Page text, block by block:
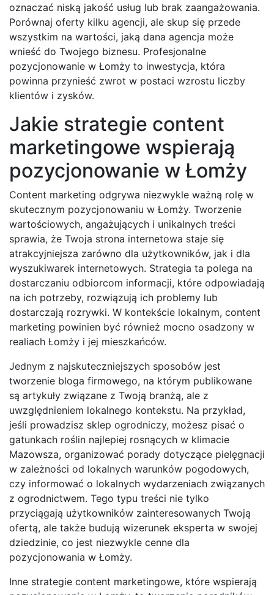
oznaczać niską jakość usług lub brak zaangażowania.
Porównaj oferty kilku agencji, ale skup się przede
wszystkim na wartości, jaką dana agencja może
wnieść do Twojego biznesu. Profesjonalne
pozycjonowanie w Łomży to inwestycja, która
powinna przynieść zwrot w postaci wzrostu liczby
klientów i zysków.
Jakie strategie content
marketingowe wspierają
pozycjonowanie w Łomży
Content marketing odgrywa niezwykle ważną rolę w
skutecznym pozycjonowaniu w Łomży. Tworzenie
wartościowych, angażujących i unikalnych treści
sprawia, że Twoja strona internetowa staje się
atrakcyjniejsza zarówno dla użytkowników, jak i dla
wyszukiwarek internetowych. Strategia ta polega na
dostarczaniu odbiorcom informacji, które odpowiadają
na ich potrzeby, rozwiązują ich problemy lub
dostarczają rozrywki. W kontekście lokalnym, content
marketing powinien być również mocno osadzony w
realiach Łomży i jej mieszkańców.
Jednym z najskuteczniejszych sposobów jest
tworzenie bloga firmowego, na którym publikowane
są artykuły związane z Twoją branżą, ale z
uwzględnieniem lokalnego kontekstu. Na przykład,
jeśli prowadzisz sklep ogrodniczy, możesz pisać o
gatunkach roślin najlepiej rosnących w klimacie
Mazowsza, organizować porady dotyczące pielęgnacji
w zależności od lokalnych warunków pogodowych,
czy informować o lokalnych wydarzeniach związanych
z ogrodnictwem. Tego typu treści nie tylko
przyciągają użytkowników zainteresowanych Twoją
ofertą, ale także budują wizerunek eksperta w swojej
dziedzinie, co jest niezwykle cenne dla
pozycjonowania w Łomży.
Inne strategie content marketingowe, które wspierają